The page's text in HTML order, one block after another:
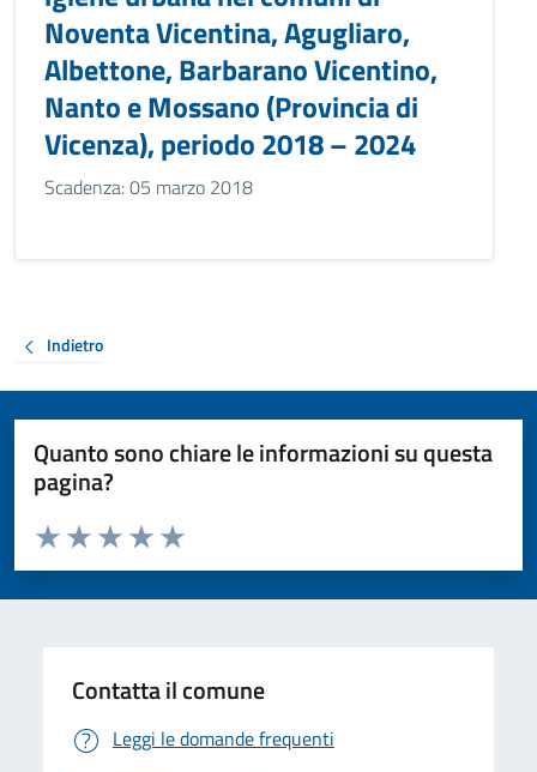
Noventa Vicentina, Agugliaro,
Albettone, Barbarano Vicentino,
Nanto e Mossano (Provincia di
Vicenza), periodo 2018 – 2024
Scadenza: 05 marzo 2018
Indietro
Quanto sono chiare le informazioni su questa
pagina?
Valuta da 1 a 5 stelle la pagina
Valuta 5 stelle su 5
Valuta 4 stelle su 5
Valuta 3 stelle su 5
Valuta 2 stelle su 5
Valuta 1 stelle su 5
Contatta il comune
Leggi le domande frequenti